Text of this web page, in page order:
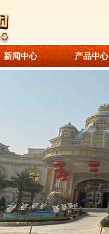
新闻中心 产品中心